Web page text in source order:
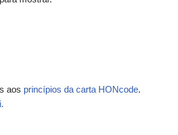
aos princípios da carta HONcode.